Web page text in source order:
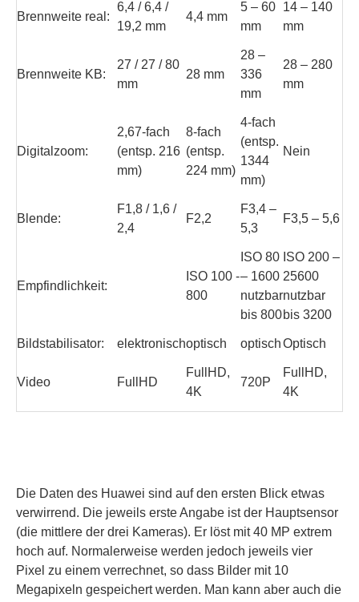
Brennweite real:
6,4 / 6,4 /
19,2 mm
4,4 mm
5 – 60
mm
14 – 140
mm
Brennweite KB:
27 / 27 / 80
mm
28 mm
28 –
336
mm
28 – 280
mm
Digitalzoom:
2,67-fach
(entsp. 216
mm)
8-fach
(entsp.
224 mm)
4-fach
(entsp.
1344
mm)
Nein
Blende:
F1,8 / 1,6 /
2,4
F2,2
F3,4 –
5,3
F3,5 – 5,6
Empfindlichkeit:
ISO 100 -
800
ISO 80
– 1600
nutzbar
bis 800
ISO 200 –
25600
nutzbar
bis 3200
Bildstabilisator: elektronischoptisch optischOptisch
Video FullHD
FullHD,
4K
720P
FullHD,
4K
Die Daten des Huawei sind auf den ersten Blick etwas
verwirrend. Die jeweils erste Angabe ist der Hauptsensor
(die mittlere der drei Kameras). Er löst mit 40 MP extrem
hoch auf. Normalerweise werden jedoch jeweils vier
Pixel zu einem verrechnet, so dass Bilder mit 10
Megapixeln gespeichert werden. Man kann aber auch die